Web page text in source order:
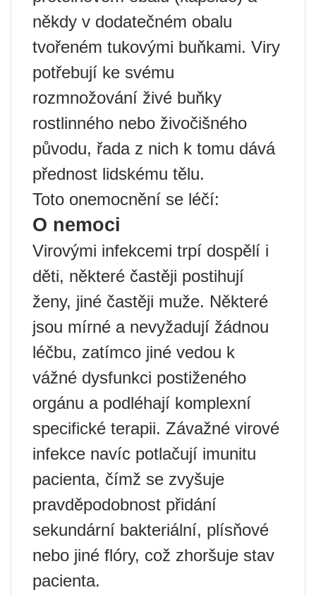
někdy v dodatečném obalu
tvořeném tukovými buňkami. Viry
potřebují ke svému
rozmnožování živé buňky
rostlinného nebo živočišného
původu, řada z nich k tomu dává
přednost lidskému tělu.
Toto onemocnění se léčí:
O nemoci
Virovými infekcemi trpí dospělí i
děti, některé častěji postihují
ženy, jiné častěji muže. Některé
jsou mírné a nevyžadují žádnou
léčbu, zatímco jiné vedou k
vážné dysfunkci postiženého
orgánu a podléhají komplexní
specifické terapii. Závažné virové
infekce navíc potlačují imunitu
pacienta, čímž se zvyšuje
pravděpodobnost přidání
sekundární bakteriální, plísňové
nebo jiné flóry, což zhoršuje stav
pacienta.